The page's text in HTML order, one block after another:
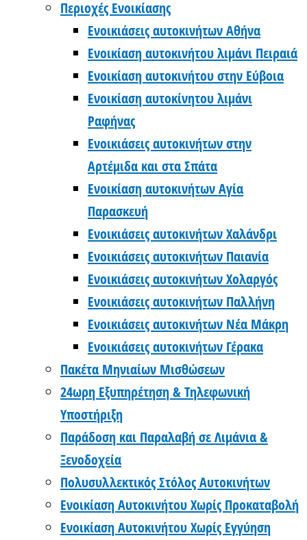
Περιοχές Ενοικίασης
Ενοικιάσεις αυτοκινήτων Αθήνα
Ενοικίαση αυτοκινήτου λιμάνι Πειραιά
Ενοικίαση αυτοκινήτου στην Εύβοια
Ενοικίαση αυτοκίνητου λιμάνι
Ραφήνας
Ενοικιάσεις αυτοκινήτων στην
Αρτέμιδα και στα Σπάτα
Ενοικίαση αυτοκινήτων Αγία
Παρασκευή
Ενοικιάσεις αυτοκινήτων Χαλάνδρι
Ενοικιάσεις αυτοκινήτων Παιανία
Ενοικιάσεις αυτοκινήτων Χολαργός
Ενοικιάσεις αυτοκινήτων Παλλήνη
Ενοικιάσεις αυτοκινήτων Νέα Μάκρη
Ενοικιάσεις αυτοκινήτων Γέρακα
Πακέτα Μηνιαίων Μισθώσεων
24ωρη Εξυπηρέτηση & Τηλεφωνική
Υποστήριξη
Παράδοση και Παραλαβή σε Λιμάνια &
Ξενοδοχεία
Πολυσυλλεκτικός Στόλος Αυτοκινήτων
Ενοικίαση Αυτοκινήτου Χωρίς Προκαταβολή
Ενοικίαση Αυτοκινήτου Χωρίς Εγγύηση